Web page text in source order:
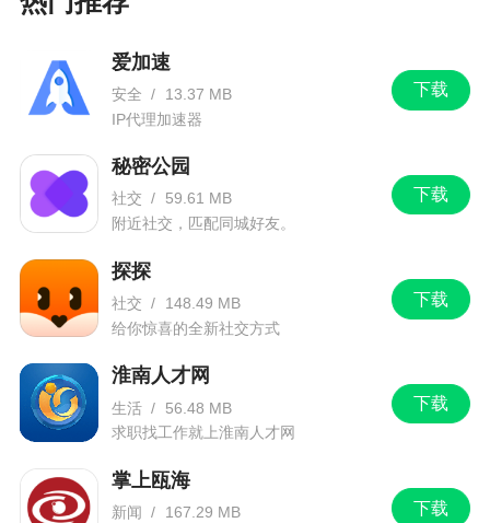
小编评价
1、一起游戏开黑，聊天k歌。轻松交到好朋
2、软件内置恋爱速配、动态广场、随心畅聊等
花样玩法让每个用户都能在这里找到属于自己喜欢
进行匿名匹配让你以陌生匿名人的方式交流
更新日志
1、全新上线，线上从相识到步入婚姻的《心动
缔约》功能，与你喜欢的人，一起牵手步入婚姻的
2、房间玩游戏时可见麦下观众；
下载
爱加速
安全 /
13.37 MB
IP代理加速器
下载
秘密公园
社交 /
59.61 MB
附近社交，匹配同城好友。
下载
探探
社交 /
148.49 MB
给你惊喜的全新社交方式
下载
淮南人才网
生活 /
56.48 MB
求职找工作就上淮南人才网
下载
掌上瓯海
新闻 /
167.29 MB